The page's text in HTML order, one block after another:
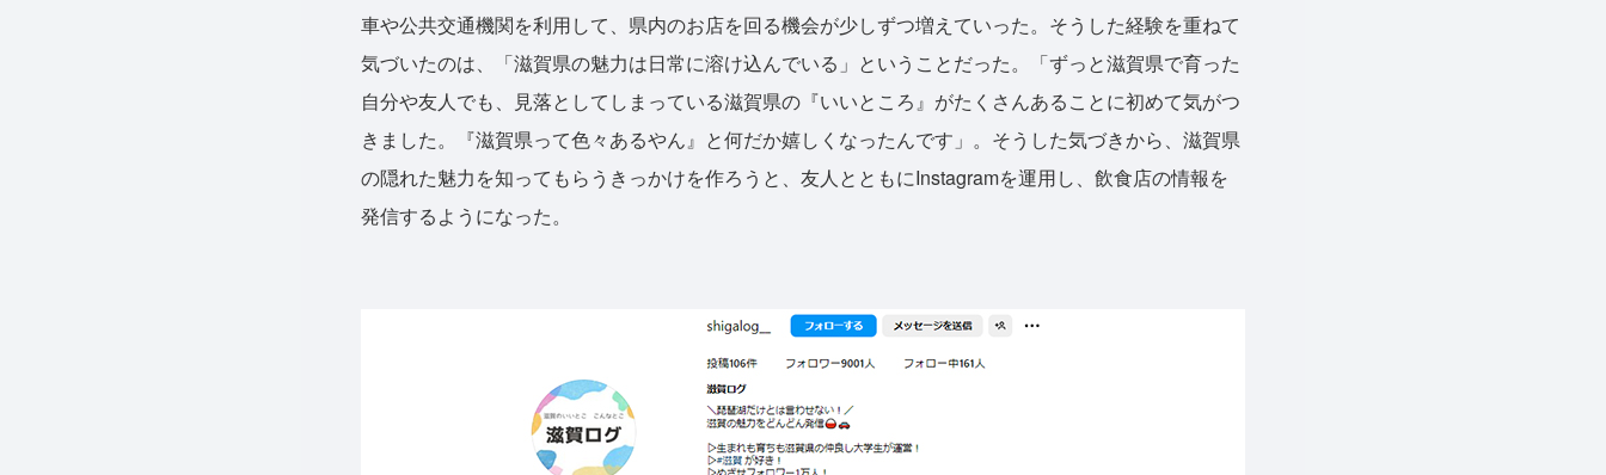
車や公共交通機関を利用して、県内のお店を回る機会が少しずつ増えていった。そうした経験を重ねて
気づいたのは、「滋賀県の魅力は日常に溶け込んでいる」ということだった。「ずっと滋賀県で育った
自分や友人でも、見落としてしまっている滋賀県の『いいところ』がたくさんあることに初めて気がつ
きました。『滋賀県って色々あるやん』と何だか嬉しくなったんです」。そうした気づきから、滋賀県
の隠れた魅力を知ってもらうきっかけを作ろうと、友人とともにInstagramを運用し、飲食店の情報を
発信するようになった。